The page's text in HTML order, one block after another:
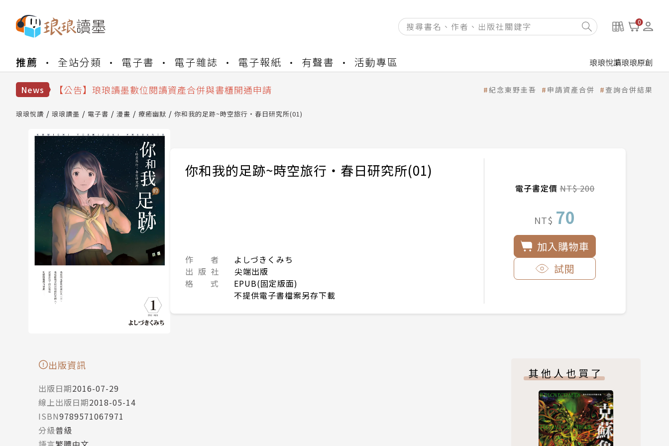
0
推薦 全站分類 電子書 電子雜誌 電子報紙 有聲書 活動專區 琅琅悅讀琅琅原創
News
【公告】琅琅書店服務升級重要說明及資產合併結果查詢
【公告】因 Readmoo 讀墨系統維護中，本站同步暫停部分閱讀服務
【公告】琅琅讀墨書櫃開通常見問題
【公告】琅琅書店服務升級重要說明及資產合併結果查詢
紀念東野圭吾 申請資產合併 查詢合併結果
琅琅悅讀 琅琅讀墨 電子書 漫畫 療癒幽默 你和我的足跡~時空旅行‧春日研究所(01)
你和我的足跡~時空旅行‧春日研究所(01)
作 者
よしづきくみち
出 版 社
尖端出版
格 式
EPUB(固定版面)
不提供電子書檔案另存下載
電子書定價NT$ 200
NT$ 70
加入購物車
試閱
出版資訊
出版日期2016-07-29
線上出版日期2018-05-14
ISBN9789571067971
分級普級
其他人也買了